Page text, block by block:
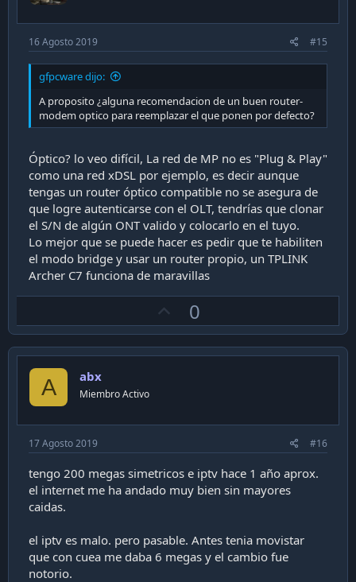
16 Agosto 2019 #15
gfpcware dijo:
A proposito ¿alguna recomendacion de un buen router-
modem optico para reemplazar el que ponen por defecto?
Óptico? lo veo difícil, La red de MP no es "Plug & Play"
como una red xDSL por ejemplo, es decir aunque
tengas un router óptico compatible no se asegura de
que logre autenticarse con el OLT, tendrías que clonar
el S/N de algún ONT valido y colocarlo en el tuyo.
Lo mejor que se puede hacer es pedir que te habiliten
el modo bridge y usar un router propio, un TPLINK
Archer C7 funciona de maravillas
p
v
0
A abx
Miembro Activo
17 Agosto 2019 #16
tengo 200 megas simetricos e iptv hace 1 año aprox.
el internet me ha andado muy bien sin mayores
caidas.
el iptv es malo. pero pasable. Antes tenia movistar
que con cuea me daba 6 megas y el cambio fue
notorio.